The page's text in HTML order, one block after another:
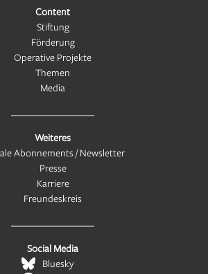
Content
Stiftung
Förderung
Operative Projekte
Themen
Media
Weiteres
Abonnements / Newsletter
Presse
Karriere
Freundeskreis
Social Media
Bluesky